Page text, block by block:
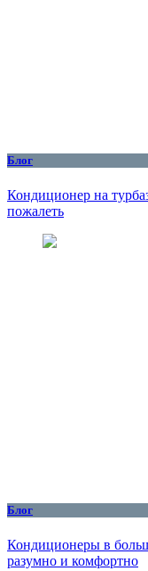
Блог
Кондиционер на
пожалеть
Блог
Кондиционеры в
разумно и комфортно